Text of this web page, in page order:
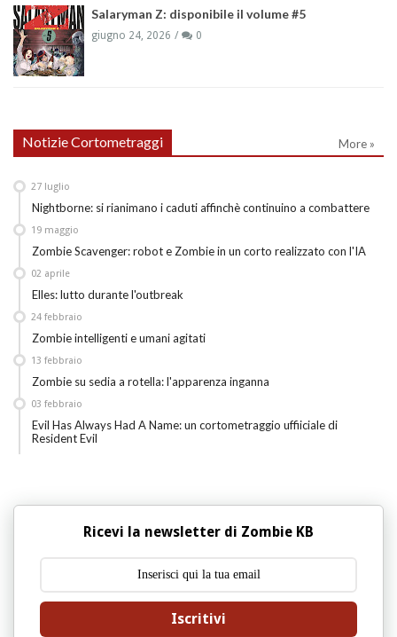
Salaryman Z: disponibile il volume #5
giugno 24, 2026 0
Notizie Cortometraggi More »
Nightborne: si rianimano i caduti affinchè continuino a combattere
27 luglio
Zombie Scavenger: robot e Zombie in un corto realizzato con l'IA
19 maggio
Elles: lutto durante l'outbreak
02 aprile
Zombie intelligenti e umani agitati
24 febbraio
Zombie su sedia a rotella: l'apparenza inganna
13 febbraio
Evil Has Always Had A Name: un cortometraggio uffiiciale di
Resident Evil
03 febbraio
Ricevi la newsletter di Zombie KB
Iscritivi